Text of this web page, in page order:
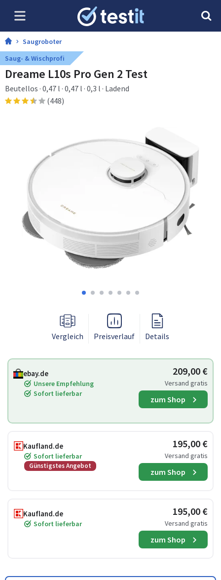
Saugroboter
Saug- & Wischprofi
Dreame L10s Pro Gen 2 Test
Beutellos · 0,47 l · 0,47 l · 0,3 l · Ladend
(448)
Vergleich Preisverlauf Details
ebay.de
Unsere Empfehlung
Sofort lieferbar
209,00 €
Versand gratis
zum Shop
Kaufland.de
Sofort lieferbar
Günstigstes Angebot
195,00 €
Versand gratis
zum Shop
Kaufland.de
Sofort lieferbar
195,00 €
Versand gratis
zum Shop